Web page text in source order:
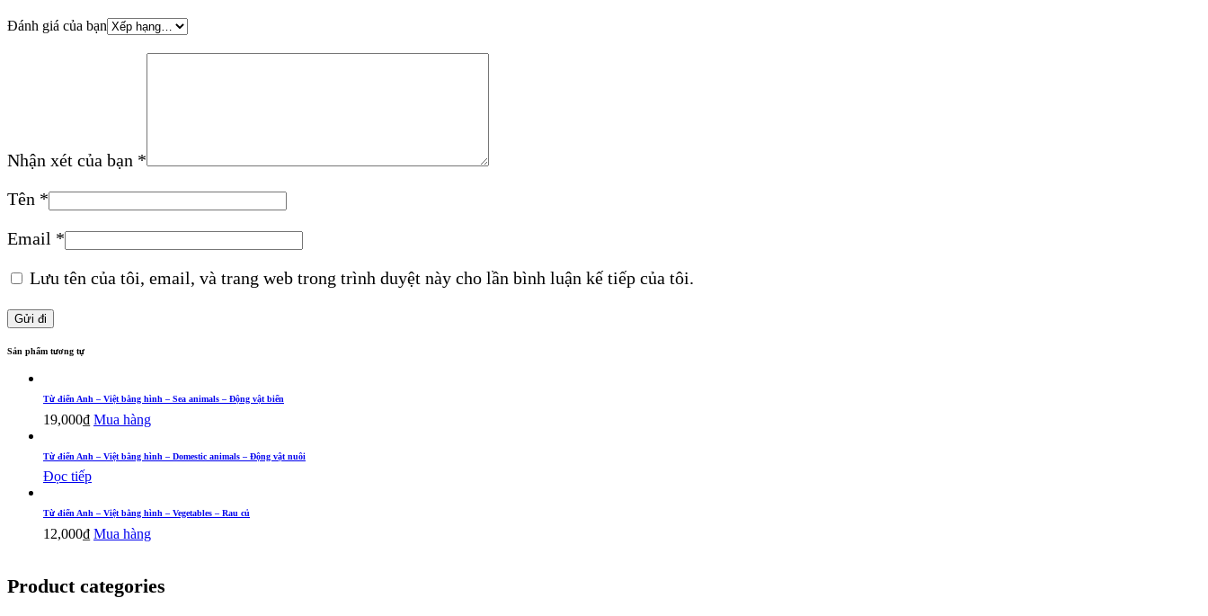
Đánh giá của bạn
Nhận xét của bạn *
Tên *
Email *
Lưu tên của tôi, email, và trang web trong trình duyệt này cho lần bình luận kế tiếp của tôi.
Sản phẩm tương tự
Từ điển Anh – Việt bằng hình – Sea animals – Động vật biển
19,000₫ Mua hàng
Từ điển Anh – Việt bằng hình – Domestic animals – Động vật nuôi
Đọc tiếp
Từ điển Anh – Việt bằng hình – Vegetables – Rau củ
12,000₫ Mua hàng
Product categories